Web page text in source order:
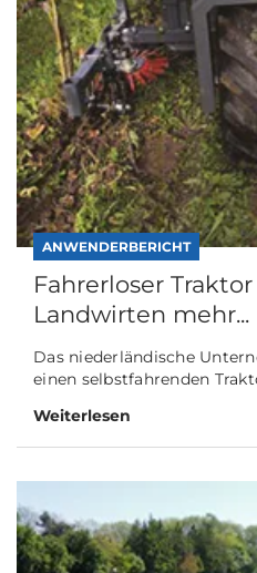
ANWENDERBERICHT
Fahrerloser
Landwirten mehr...
Das niederländische
einen selbstfahrenden
Weiterlesen